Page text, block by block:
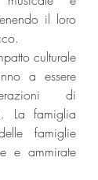
il loro
culturale
a essere
di
La famiglia
famiglie
e ammirate